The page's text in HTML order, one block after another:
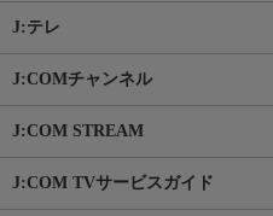
J:テレ
J:COMチャンネル
J:COM STREAM
J:COM TVサービスガイド